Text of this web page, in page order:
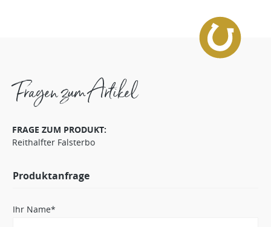
Fragen zum Artikel
FRAGE ZUM PRODUKT:
Reithalfter Falsterbo
Produktanfrage
Ihr Name*